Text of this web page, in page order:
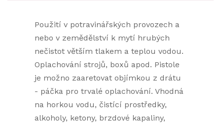
Použití v potravinářských provozech a
nebo v zemědělství k mytí hrubých
nečistot větším tlakem a teplou vodou.
Oplachování strojů, boxů apod. Pistole
je možno zaaretovat objímkou z drátu
- páčka pro trvalé oplachování. Vhodná
na horkou vodu, čistící prostředky,
alkoholy, ketony, brzdové kapaliny,